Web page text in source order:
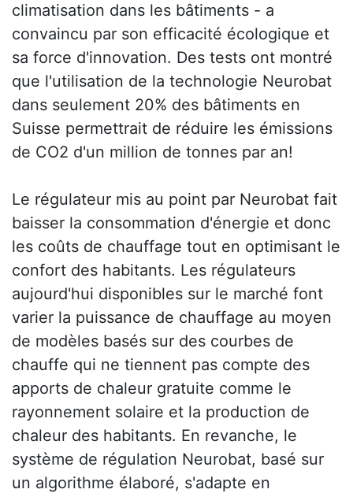
climatisation dans les bâtiments - a
convaincu par son efficacité écologique et
sa force d'innovation. Des tests ont montré
que l'utilisation de la technologie Neurobat
dans seulement 20% des bâtiments en
Suisse permettrait de réduire les émissions
de CO2 d'un million de tonnes par an!
Le régulateur mis au point par Neurobat fait
baisser la consommation d'énergie et donc
les coûts de chauffage tout en optimisant le
confort des habitants. Les régulateurs
aujourd'hui disponibles sur le marché font
varier la puissance de chauffage au moyen
de modèles basés sur des courbes de
chauffe qui ne tiennent pas compte des
apports de chaleur gratuite comme le
rayonnement solaire et la production de
chaleur des habitants. En revanche, le
système de régulation Neurobat, basé sur
un algorithme élaboré, s'adapte en